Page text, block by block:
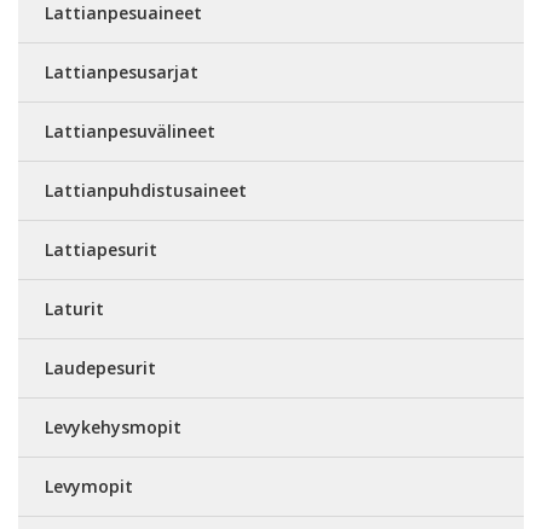
Lattianpesuaineet
Lattianpesusarjat
Lattianpesuvälineet
Lattianpuhdistusaineet
Lattiapesurit
Laturit
Laudepesurit
Levykehysmopit
Levymopit